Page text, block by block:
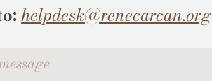
helpdesk@renecarcan.org